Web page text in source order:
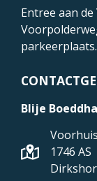
Entree aan
parkeerplaats.
Blije Boeddha
1746 AS